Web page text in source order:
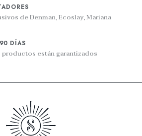
de Denman, Ecoslay, Mariana
DÍAS
están garantizados